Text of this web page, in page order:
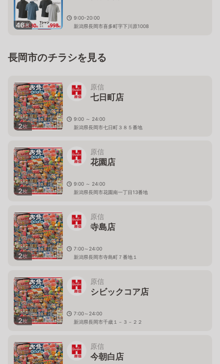
46枚
9:00-20:00
新潟県長岡市喜多町字下川原1008
長岡市のチラシを見る
2枚
原信
七日町店
9:00 ～ 24:00
新潟県長岡市七日町３８５番地
2枚
原信
花園店
9:00 ～ 24:00
新潟県長岡市花園南一丁目13番地
2枚
原信
寺島店
7:00～24:00
新潟県長岡市寺島町７番地１
2枚
原信
シビックコア店
7:00～24:00
新潟県長岡市千歳１－３－２２
原信
今朝白店